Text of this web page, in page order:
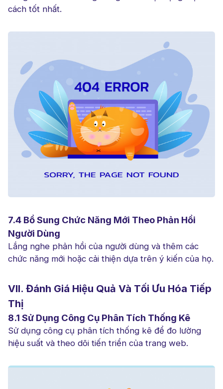
cách tốt nhất.
7.4 Bổ Sung Chức Năng Mới Theo Phản Hồi
Người Dùng
Lắng nghe phản hồi của người dùng và thêm các
chức năng mới hoặc cải thiện dựa trên ý kiến của họ.
VII. Đánh Giá Hiệu Quả Và Tối Ưu Hóa Tiếp
Thị
8.1 Sử Dụng Công Cụ Phân Tích Thống Kê
Sử dụng công cụ phân tích thống kê để đo lường
hiệu suất và theo dõi tiến triển của trang web.